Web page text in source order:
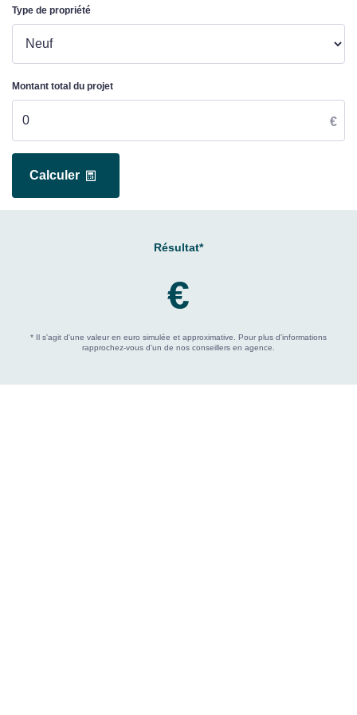
Type de propriété
Montant total du projet
€
Calculer
Résultat*
€
* Il s'agit d'une valeur en euro simulée et approximative. Pour plus d'informations
rapprochez-vous d'un de nos conseillers en agence.